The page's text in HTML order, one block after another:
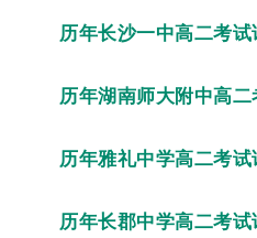
历年长沙一中高二考试
历年湖南师大附中高
历年雅礼中学高二考试
历年长郡中学高二考试